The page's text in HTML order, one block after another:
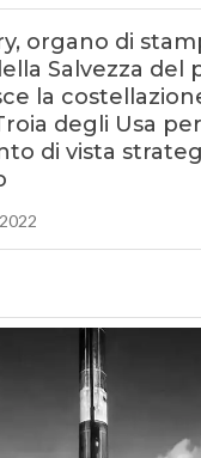
organo di
Salvezza del
la
degli Usa
di vista